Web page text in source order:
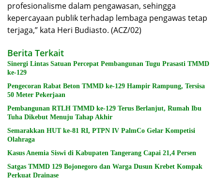
profesionalisme dalam pengawasan, sehingga
kepercayaan publik terhadap lembaga pengawas tetap
terjaga,” kata Heri Budiasto. (ACZ/02)
Berita Terkait
Sinergi Lintas Satuan Percepat Pembangunan Tugu Prasasti TMMD
ke-129
Pengecoran Rabat Beton TMMD ke-129 Hampir Rampung, Tersisa
50 Meter Pekerjaan
Pembangunan RTLH TMMD ke-129 Terus Berlanjut, Rumah Ibu
Tuha Dikebut Menuju Tahap Akhir
Semarakkan HUT ke-81 RI, PTPN IV PalmCo Gelar Kompetisi
Olahraga
Kasus Anemia Siswi di Kabupaten Tangerang Capai 21,4 Persen
Satgas TMMD 129 Bojonegoro dan Warga Dusun Krebet Kompak
Perkuat Drainase